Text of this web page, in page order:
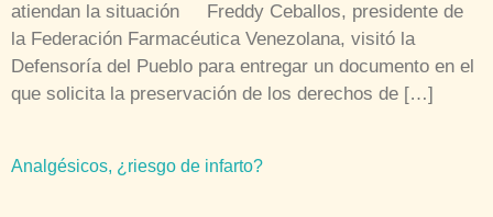
atiendan la situación Freddy Ceballos, presidente de
la Federación Farmacéutica Venezolana, visitó la
Defensoría del Pueblo para entregar un documento en el
que solicita la preservación de los derechos de […]
Analgésicos, ¿riesgo de infarto?